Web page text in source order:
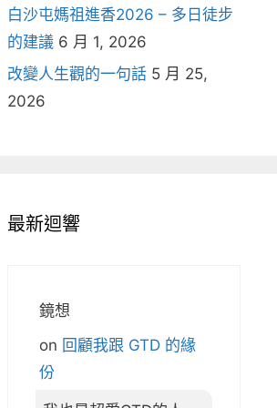
白沙屯媽祖進香2026 – 多日徒步
的建議 6 月 1, 2026
改變人生觀的一句話 5 月 25,
2026
最新迴響
鏡想
on 回顧我跟 GTD 的緣
份